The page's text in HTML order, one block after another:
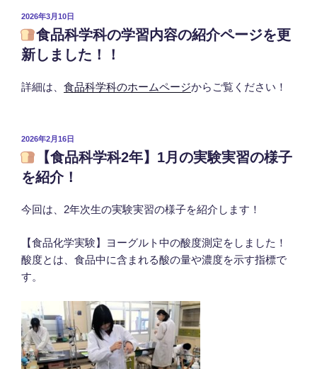
投
稿
日:
2026年3月10日
食品科学科の学習内容の紹介ページを更
新しました！！
詳細は、 食品科学科のホームページからご覧ください！
投
稿
日:
2026年2月16日
【食品科学科2年】1月の実験実習の様子
を紹介！
今回は、2年次生の実験実習の様子を紹介します！
【食品化学実験】ヨーグルト中の酸度測定をしました！
酸度とは、食品中に含まれる酸の量や濃度を示す指標で
す。